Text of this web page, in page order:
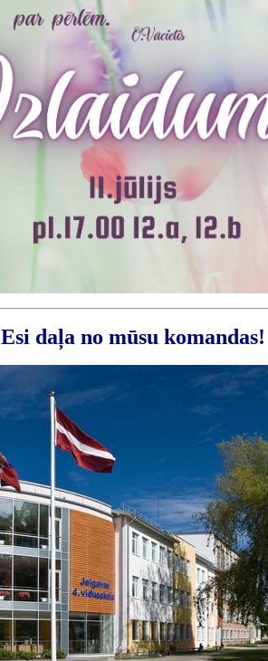
Esi daļa no mūsu komandas!